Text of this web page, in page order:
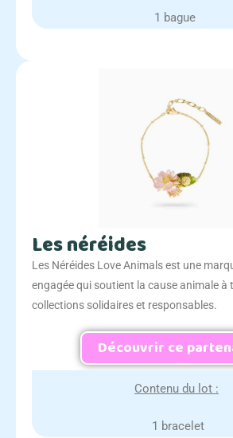
1 bague
Les néréides
Les Néréides Love Animals est une
engagée qui soutient la cause animale à
collections solidaires et responsables.
Découvrir ce
Contenu du lot :
1 bracelet